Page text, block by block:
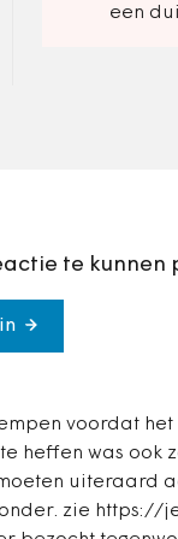
een
te kunnen
voordat
heffen was ook
uiteraard
zie https://